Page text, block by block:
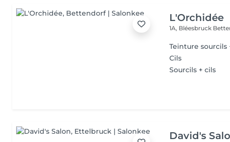
L'Orchidée
1A, Bléesbruck
Teinture sourcils
Cils
Sourcils + cils
David's